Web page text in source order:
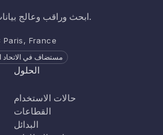
ابحث وراقب وعالج بيانات الاعتماد المخترقة في ثوانٍ.
Paris, France
مستضاف في الاتحاد
الحلول
حالات الاستخدام
القطاعات
البدائل